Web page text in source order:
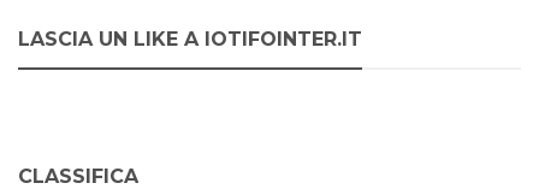
LASCIA UN LIKE A IOTIFOINTER.IT
CLASSIFICA